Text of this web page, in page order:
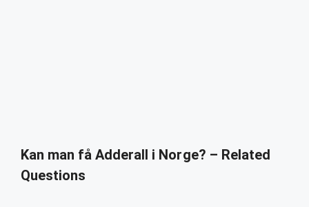
Kan man få Adderall i Norge? – Related
Questions